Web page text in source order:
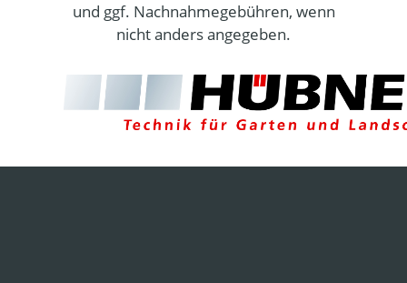
und ggf. Nachnahmegebühren, wenn
nicht anders angegeben.